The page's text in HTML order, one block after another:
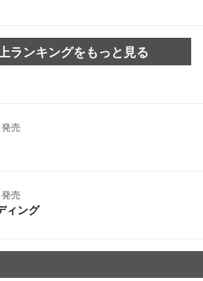
ランキングをもっと見る
売
売
ィング